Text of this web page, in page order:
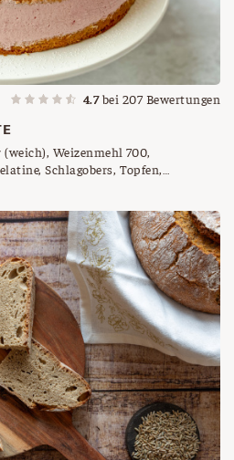
4.7 bei 207Bewertungen
Weizenmehl 700,
Schlagobers, Topfen,